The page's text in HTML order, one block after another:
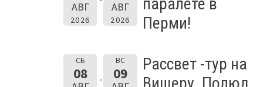
АВГ
2026
АВГ
2026
Перми!
СБ
08
ВС
09
Рассвет -тур на